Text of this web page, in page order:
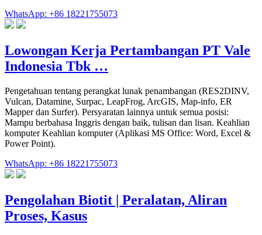
WhatsApp: +86 18221755073
Lowongan Kerja Pertambangan PT Vale
Indonesia Tbk …
Pengetahuan tentang perangkat lunak penambangan (RES2DINV,
Vulcan, Datamine, Surpac, LeapFrog, ArcGIS, Map-info, ER
Mapper dan Surfer). Persyaratan lainnya untuk semua posisi:
Mampu berbahasa Inggris dengan baik, tulisan dan lisan. Keahlian
komputer Keahlian komputer (Aplikasi MS Office: Word, Excel &
Power Point).
WhatsApp: +86 18221755073
Pengolahan Biotit | Peralatan, Aliran
Proses, Kasus